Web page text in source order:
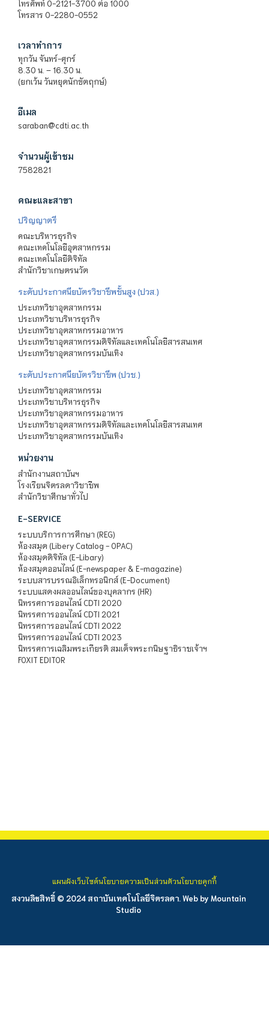
โทรศัพท์ 0-2121-3700 ต่อ 1000
โทรสาร 0-2280-0552
เวลาทำการ
ทุกวัน จันทร์-ศุกร์
8.30 น. – 16.30 น.
(ยกเว้น วันหยุดนักขัตฤกษ์)
อีเมล
saraban@cdti.ac.th
จำนวนผู้เข้าชม
7582821
คณะและสาขา
ปริญญาตรี
คณะบริหารธุรกิจ
คณะเทคโนโลยีอุตสาหกรรม
คณะเทคโนโลยีดิจิทัล
สำนักวิชาเกษตรนวัต
ระดับประกาศนียบัตรวิชาชีพชั้นสูง (ปวส.)
ประเภทวิชาอุตสาหกรรม
ประเภทวิชาบริหารธุรกิจ
ประเภทวิชาอุตสาหกรรมอาหาร
ประเภทวิชาอุตสาหกรรมดิจิทัลและเทคโนโลยีสารสนเทศ
ประเภทวิชาอุตสาหกรรมบันเทิง
ระดับประกาศนียบัตรวิชาชีพ (ปวช.)
ประเภทวิชาอุตสาหกรรม
ประเภทวิชาบริหารธุรกิจ
ประเภทวิชาอุตสาหกรรมอาหาร
ประเภทวิชาอุตสาหกรรมดิจิทัลและเทคโนโลยีสารสนเทศ
ประเภทวิชาอุตสาหกรรมบันเทิง
หน่วยงาน
สำนักงานสถาบันฯ
โรงเรียนจิตรลดาวิชาชีพ
สำนักวิชาศึกษาทั่วไป
E-SERVICE
ระบบบริการการศึกษา (REG)
ห้องสมุด (Libery Catalog - OPAC)
ห้องสมุดดิจิทัล (E-Libary)
ห้องสมุดออนไลน์ (E-newspaper & E-magazine)
ระบบสารบรรณอิเล็กทรอนิกส์ (E-Document)
ระบบแสดงผลออนไลน์ของบุคลากร (HR)
นิทรรศการออนไลน์ CDTI 2020
นิทรรศการออนไลน์ CDTI 2021
นิทรรศการออนไลน์ CDTI 2022
นิทรรศการออนไลน์ CDTI 2023
นิทรรศการเฉลิมพระเกียรติ สมเด็จพระกนิษฐาธิราชเจ้าฯ
FOXIT EDITOR
สงวนลิขสิทธิ์ © 2024 สถาบันเทคโนโลยีจิตรลดา. Web by Mountain
Studio
แผนผังเว็บไซต์นโยบายความเป็นส่วนตัวนโยบายคุกกี้